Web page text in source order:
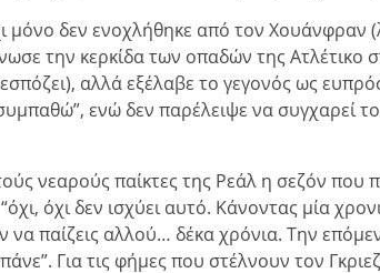
μόνο δεν ενοχλήθηκε από τον Χουάνφραν
την κερκίδα των οπαδών της Ατλέτικο
αλλά εξέλαβε το γεγονός ως
ενώ δεν παρέλειψε να συγχαρεί
νεαρούς παίκτες της Ρεάλ η σεζόν που
όχι δεν ισχύει αυτό. Κάνοντας μία
να παίζεις αλλού… δέκα χρόνια. Την
Για τις φήμες που στέλνουν τον